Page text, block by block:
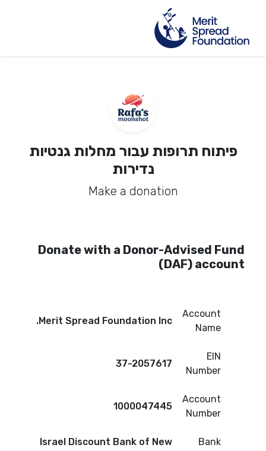
פיתוח תרופות עבור מחלות גנטיות
נדירות
Make a donation
Donate with a Donor-Advised Fund
(DAF) account
Account
Name
Merit Spread Foundation Inc.
EIN
Number
37-2057617
Account
Number
1000047445
Bank
Israel Discount Bank of New